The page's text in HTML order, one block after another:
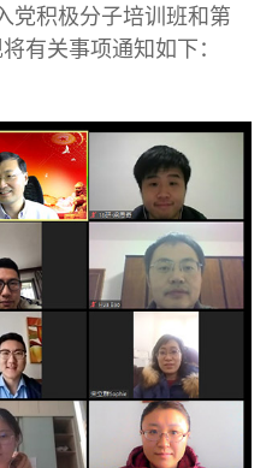
党积极分子培训班和第
有关事项通知如下：